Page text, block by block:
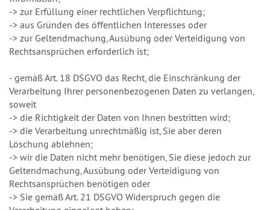
-> zur Erfüllung einer rechtlichen Verpflichtung;
-> aus Gründen des öffentlichen Interesses oder
-> zur Geltendmachung, Ausübung oder Verteidigung von
Rechtsansprüchen erforderlich ist;
- gemäß Art. 18 DSGVO das Recht, die Einschränkung der
Verarbeitung Ihrer personenbezogenen Daten zu verlangen,
soweit
-> die Richtigkeit der Daten von Ihnen bestritten wird;
-> die Verarbeitung unrechtmäßig ist, Sie aber deren
Löschung ablehnen;
-> wir die Daten nicht mehr benötigen, Sie diese jedoch zur
Geltendmachung, Ausübung oder Verteidigung von
Rechtsansprüchen benötigen oder
-> Sie gemäß Art. 21 DSGVO Widerspruch gegen die